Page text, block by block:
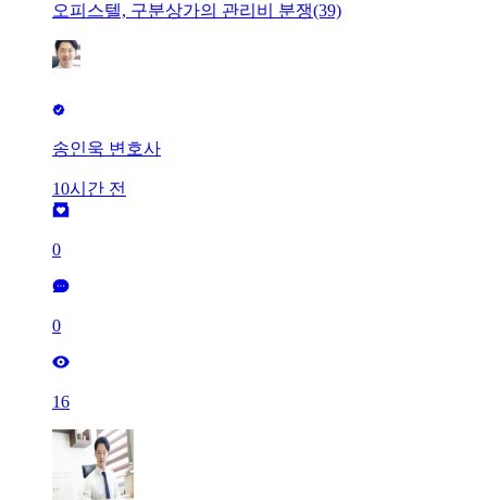
오피스텔, 구분상가의 관리비 분쟁(39)
송인욱 변호사
10시간 전
0
0
16